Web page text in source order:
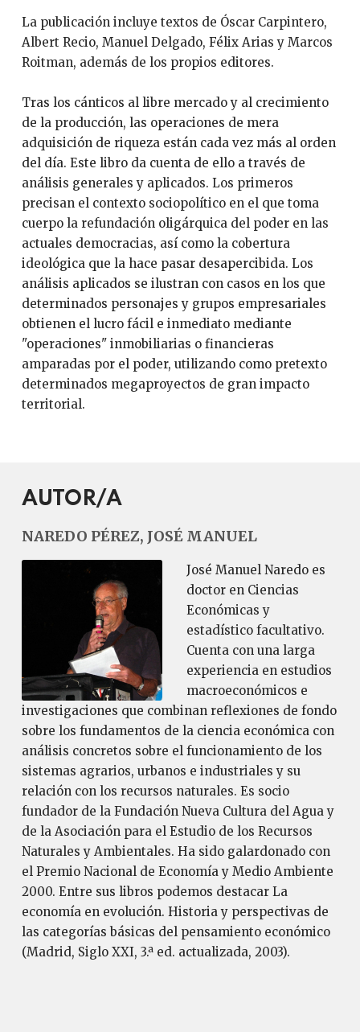
La publicación incluye textos de Óscar Carpintero,
Albert Recio, Manuel Delgado, Félix Arias y Marcos
Roitman, además de los propios editores.
Tras los cánticos al libre mercado y al crecimiento
de la producción, las operaciones de mera
adquisición de riqueza están cada vez más al orden
del día. Este libro da cuenta de ello a través de
análisis generales y aplicados. Los primeros
precisan el contexto sociopolítico en el que toma
cuerpo la refundación oligárquica del poder en las
actuales democracias, así como la cobertura
ideológica que la hace pasar desapercibida. Los
análisis aplicados se ilustran con casos en los que
determinados personajes y grupos empresariales
obtienen el lucro fácil e inmediato mediante
"operaciones" inmobiliarias o financieras
amparadas por el poder, utilizando como pretexto
determinados megaproyectos de gran impacto
territorial.
AUTOR/A
NAREDO PÉREZ, JOSÉ MANUEL
José Manuel Naredo es
doctor en Ciencias
Económicas y
estadístico facultativo.
Cuenta con una larga
experiencia en estudios
macroeconómicos e
investigaciones que combinan reflexiones de fondo
sobre los fundamentos de la ciencia económica con
análisis concretos sobre el funcionamiento de los
sistemas agrarios, urbanos e industriales y su
relación con los recursos naturales. Es socio
fundador de la Fundación Nueva Cultura del Agua y
de la Asociación para el Estudio de los Recursos
Naturales y Ambientales. Ha sido galardonado con
el Premio Nacional de Economía y Medio Ambiente
2000. Entre sus libros podemos destacar La
economía en evolución. Historia y perspectivas de
las categorías básicas del pensamiento económico
(Madrid, Siglo XXI, 3.ª ed. actualizada, 2003).